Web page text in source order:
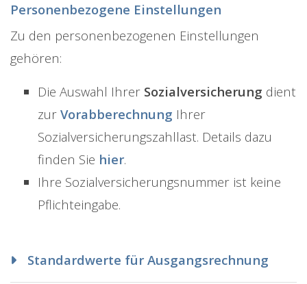
Personenbezogene Einstellungen
Zu den personenbezogenen Einstellungen
gehören:
Die Auswahl Ihrer Sozialversicherung dient
zur Vorabberechnung Ihrer
Sozialversicherungszahllast. Details dazu
finden Sie hier.
Ihre Sozialversicherungsnummer ist keine
Pflichteingabe.
Standardwerte für Ausgangsrechnung